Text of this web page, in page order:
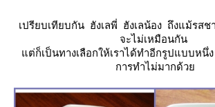
เปรียบเทียบกัน ฮังเลพี่ ฮังเลน้อง ถึงแม้รส
จะไม่เหมือนกัน
ต่ก็เป็นทางเลือกให้เราได้ทำอีกรูปแบบหนึ่
การทำไม่มากด้ว